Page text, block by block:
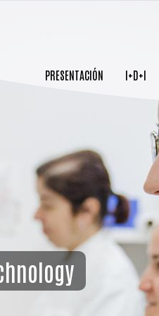
PRESENTACIÓN I+D+I